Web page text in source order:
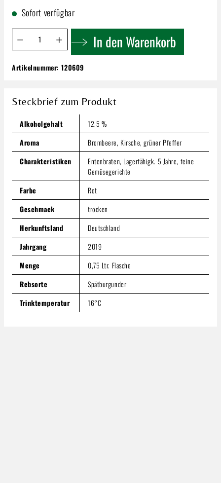
Sofort verfügbar
Produkt Anzahl: Gib den gewünschten Wert ein oder
In den Warenkorb
Georg Müller Assmannshäuser | Frankenthal
32,99 €
(43,99 € / 1 Liter)
Preise inkl. MwSt. zzgl. Versandkosten
Produkt Anzahl: Gib den gewünschten Wert ein oder
In den Warenkorb
Artikelnummer:120609
Steckbrief zum Produkt
Alkoholgehalt
12.5 %
Aroma
Brombeere, Kirsche, grüner Pfeffer
Charakteristiken
Entenbraten, Lagerfähigk. 5 Jahre, feine
Gemüsegerichte
Farbe
Rot
Geschmack
trocken
Herkunftsland
Deutschland
Jahrgang
2019
Menge
0,75 Ltr. Flasche
Rebsorte
Spätburgunder
Trinktemperatur
16°C